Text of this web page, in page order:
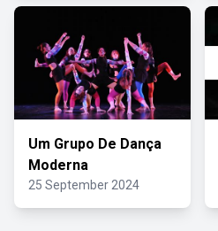
Um Grupo De Dança
Moderna
25 September 2024